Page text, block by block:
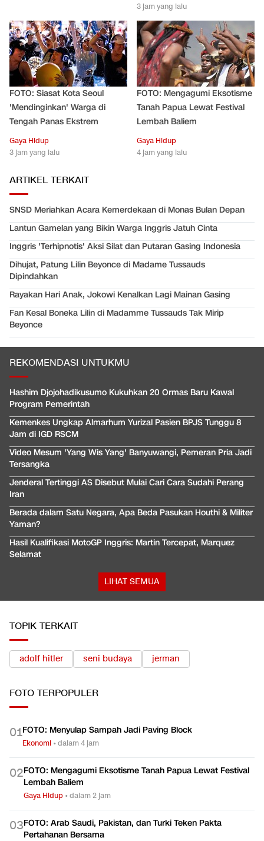
3 jam yang lalu
FOTO: Siasat Kota Seoul
'Mendinginkan' Warga di
Tengah Panas Ekstrem
Gaya Hidup
3 jam yang lalu
FOTO: Mengagumi Eksotisme
Tanah Papua Lewat Festival
Lembah Baliem
Gaya Hidup
4 jam yang lalu
ARTIKEL TERKAIT
SNSD Meriahkan Acara Kemerdekaan di Monas Bulan Depan
Lantun Gamelan yang Bikin Warga Inggris Jatuh Cinta
Inggris 'Terhipnotis' Aksi Silat dan Putaran Gasing Indonesia
Dihujat, Patung Lilin Beyonce di Madame Tussauds
Dipindahkan
Rayakan Hari Anak, Jokowi Kenalkan Lagi Mainan Gasing
Fan Kesal Boneka Lilin di Madamme Tussauds Tak Mirip
Beyonce
REKOMENDASI UNTUKMU
Hashim Djojohadikusumo Kukuhkan 20 Ormas Baru Kawal
Program Pemerintah
Kemenkes Ungkap Almarhum Yurizal Pasien BPJS Tunggu 8
Jam di IGD RSCM
Video Mesum 'Yang Wis Yang' Banyuwangi, Pemeran Pria Jadi
Tersangka
Jenderal Tertinggi AS Disebut Mulai Cari Cara Sudahi Perang
Iran
Berada dalam Satu Negara, Apa Beda Pasukan Houthi & Militer
Yaman?
Hasil Kualifikasi MotoGP Inggris: Martin Tercepat, Marquez
Selamat
LIHAT SEMUA
TOPIK TERKAIT
adolf hitler seni budaya jerman
FOTO TERPOPULER
01FOTO: Menyulap Sampah Jadi Paving Block
Ekonomi •dalam 4 jam
02FOTO: Mengagumi Eksotisme Tanah Papua Lewat Festival
Lembah Baliem
Gaya Hidup •dalam 2 jam
03FOTO: Arab Saudi, Pakistan, dan Turki Teken Pakta
Pertahanan Bersama